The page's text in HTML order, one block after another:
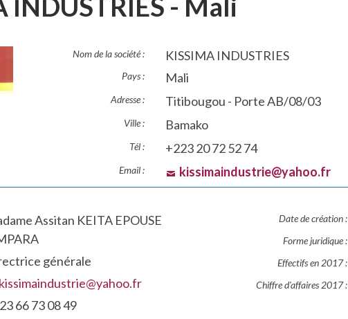
Nom de la société : KISSIMA INDUSTRIES
Pays : Mali
Adresse : Titibougou - Porte AB/08/03
Ville : Bamako
Tél : +223 20 72 52 74
Email : kissimaindustrie@yahoo.fr
Assitan KEITA EPOUSE
générale
66 73 08 49
Date de création :
Forme juridique :
Effectifs en 2017 :
Chiffre d'affaires 2017 :